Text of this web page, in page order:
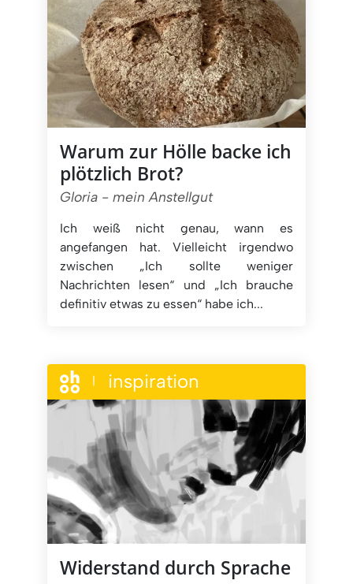
Warum zur Hölle backe ich
plötzlich Brot?
Gloria - mein Anstellgut
Ich weiß nicht genau, wann es
angefangen hat. Vielleicht irgendwo
zwischen „Ich sollte weniger
Nachrichten lesen“ und „Ich brauche
definitiv etwas zu essen“ habe ich...
inspiration
Widerstand durch Sprache